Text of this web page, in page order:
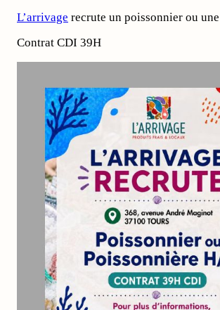
L’arrivage recrute un poissonnier ou
Contrat CDI 39H